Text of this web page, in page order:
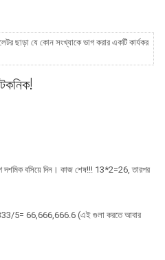
ছাড়া যে কোন সংখ্যাকে ভাগ করার একটি কার্যকর
দশমিক বসিয়ে দিন। কাজ শেষ!!! 13*2=26, তারপর
5= 66,666,666.6 (এই গুলা করতে আবার